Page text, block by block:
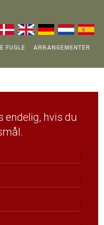
​
FUGLE ARRANGEMENTER
endelig, hvis du